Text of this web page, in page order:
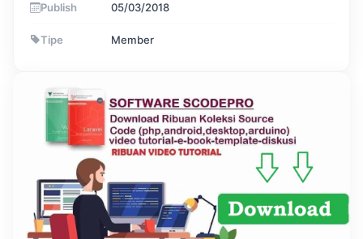
Publish 05/03/2018
Tipe Member